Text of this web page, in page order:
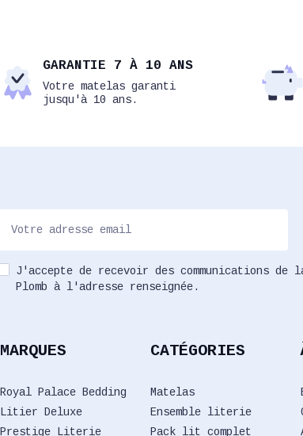
GARANTIE 7 À 10 ANS
Votre matelas garanti
jusqu'à 10 ans.
J'accepte de recevoir des communications de
Plomb à l'adresse renseignée.
MARQUES
Royal Palace Bedding
Litier Deluxe
Prestige Literie
CATÉGORIES
Matelas
Ensemble literie
Pack lit complet